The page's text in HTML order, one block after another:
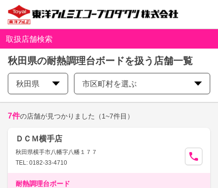
取扱店舗検索
秋田県の耐熱調理台ボードを扱う店舗一覧
秋田県 市区町村を選ぶ
7件の店舗が見つかりました （1~7件目）
ＤＣＭ横手店
秋田県横手市八幡字八幡１７７
TEL: 0182-33-4710
耐熱調理台ボード